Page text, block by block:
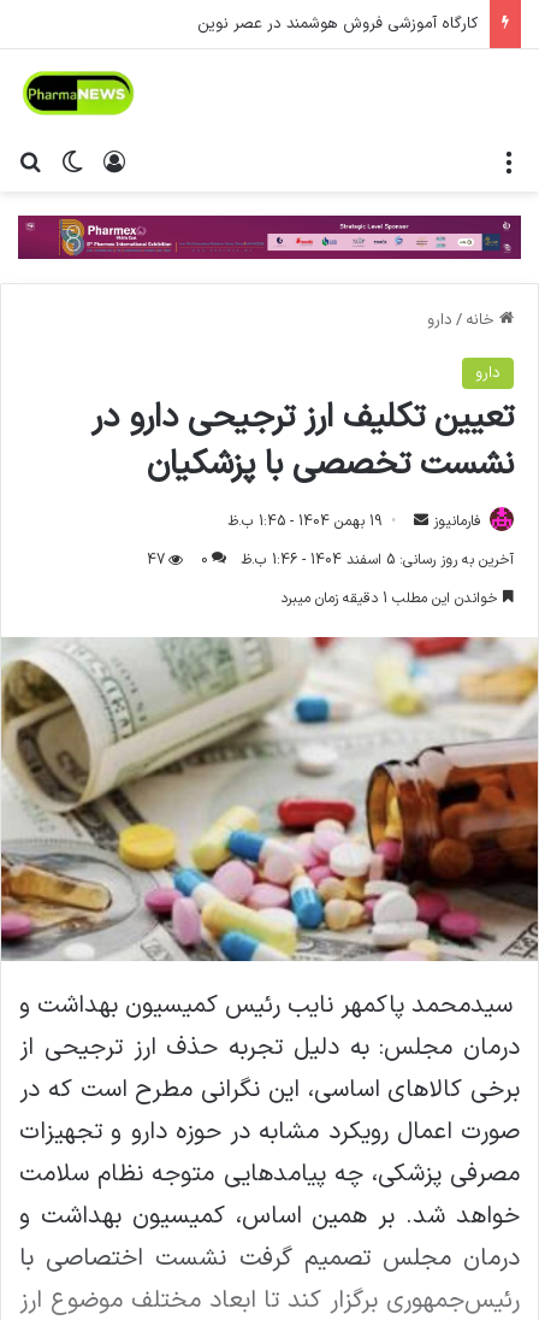
کارگاه آموزشی فروش هوشمند در عصر نوین
تغییر ورود
خانه / دارو
دارو
تعیین تکلیف ارز ترجیحی دارو در
نشست تخصصی با پزشکیان
فارمانیوز
ا
ل
ا
ی
م
ی
ل
19 بهمن 1404 - 1:45 ب.ظ
آخرین به روز رسانی: 5 اسفند 1404 - 1:46 ب.ظ
0
47
خواندن این مطلب 1 دقیقه زمان میبرد
سیدمحمد پاکمهر نایب رئیس کمیسیون بهداشت و
درمان مجلس: به‌ دلیل تجربه حذف ارز ترجیحی از
برخی کالاهای اساسی، این نگرانی مطرح است که در
صورت اعمال رویکرد مشابه در حوزه دارو و تجهیزات
مصرفی پزشکی، چه پیامدهایی متوجه نظام سلامت
خواهد شد. بر همین اساس، کمیسیون بهداشت و
درمان مجلس تصمیم گرفت نشست اختصاصی با
رئیس‌جمهوری برگزار کند تا ابعاد مختلف موضوع ارز